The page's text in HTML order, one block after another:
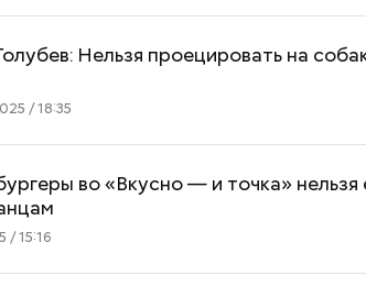
Нельзя проецировать на
/ 18:35
во «Вкусно — и точка» нельзя
/ 15:16